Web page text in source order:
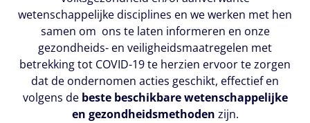
wetenschappelijke disciplines en we werken met hen
samen om ons te laten informeren en onze
gezondheids- en veiligheidsmaatregelen met
betrekking tot COVID-19 te herzien ervoor te zorgen
dat de ondernomen acties geschikt, effectief en
volgens debeste beschikbare wetenschappelijke
en gezondheidsmethoden zijn.